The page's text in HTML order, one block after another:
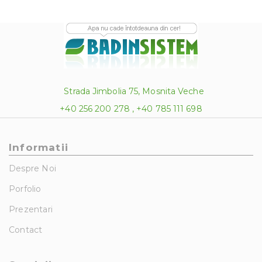
Strada Jimbolia 75, Mosnita Veche
+40 256 200 278 , +40 785 111 698
Informatii
Despre Noi
Porfolio
Prezentari
Contact